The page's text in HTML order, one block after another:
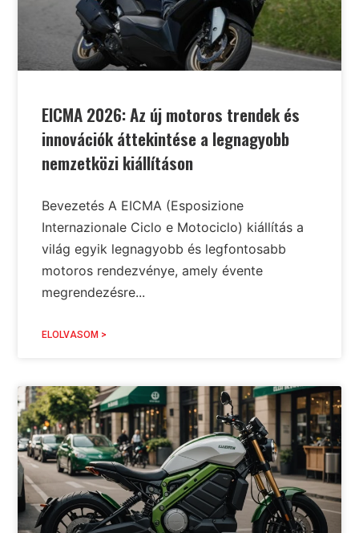
EICMA 2026: Az új motoros trendek és
innovációk áttekintése a legnagyobb
nemzetközi kiállításon
Bevezetés A EICMA (Esposizione
Internazionale Ciclo e Motociclo) kiállítás a
világ egyik legnagyobb és legfontosabb
motoros rendezvénye, amely évente
megrendezésre...
ELOLVASOM >